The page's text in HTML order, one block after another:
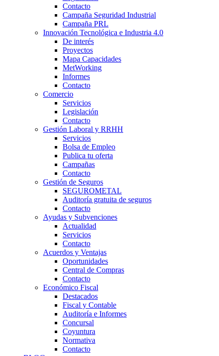
Contacto
Campaña Seguridad Industrial
Campaña PRL
Innovación Tecnológica e Industria 4.0
De interés
Proyectos
Mapa Capacidades
MetWorking
Informes
Contacto
Comercio
Servicios
Legislación
Contacto
Gestión Laboral y RRHH
Servicios
Bolsa de Empleo
Publica tu oferta
Campañas
Contacto
Gestión de Seguros
SEGUROMETAL
Auditoría gratuita de seguros
Contacto
Ayudas y Subvenciones
Actualidad
Servicios
Contacto
Acuerdos y Ventajas
Oportunidades
Central de Compras
Contacto
Económico Fiscal
Destacados
Fiscal y Contable
Auditoría e Informes
Concursal
Coyuntura
Normativa
Contacto